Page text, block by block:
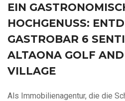
EIN
HOCHGENUSS:
GASTROBAR 6
ALTAONA GOLF
VILLAGE
Als Immobilienagentur, die die